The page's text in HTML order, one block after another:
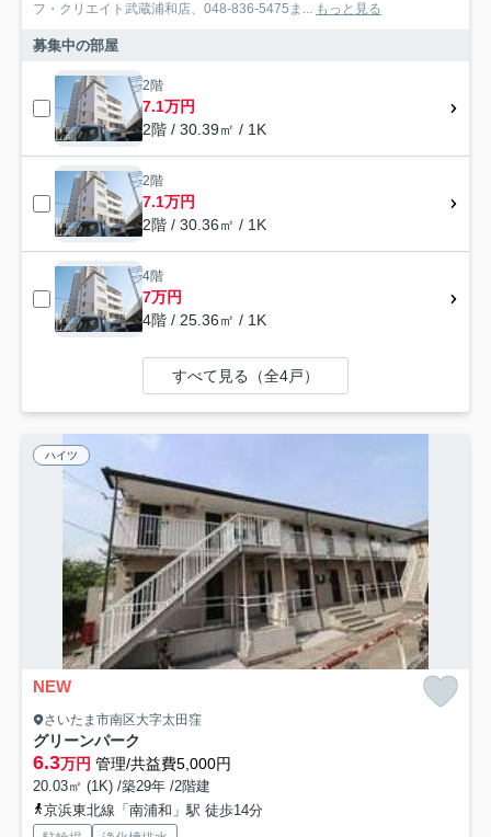
フ・クリエイト武蔵浦和店、048-836-5475ま... もっと見る
募集中の部屋
2階
7.1万円
2階 / 30.39㎡ / 1K
2階
7.1万円
2階 / 30.36㎡ / 1K
4階
7万円
4階 / 25.36㎡ / 1K
すべて見る（全4戸）
ハイツ
NEW
さいたま市南区大字太田窪
グリーンパーク
6.3万円 管理/共益費5,000円
20.03㎡ (1K) /築29年 /2階建
京浜東北線「南浦和」駅 徒歩14分